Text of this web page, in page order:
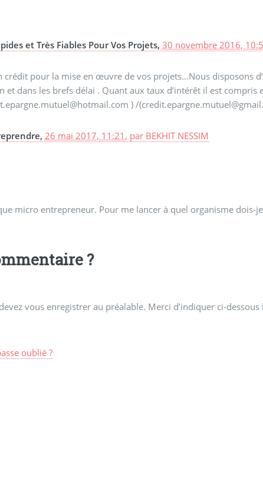
et Très Fiables Pour Vos Projets, 30 novembre 2016,
crédit pour la mise en œuvre de vos projets…Nous disposons
et dans les brefs délai . Quant aux taux d’intérêt il est
) /
26 mai 2017, 11:21 , par BEKHIT NESSIM
micro entrepreneur. Pour me lancer à quel organisme dois-
?
vous enregistrer au préalable. Merci d’indiquer ci-
oublié ?